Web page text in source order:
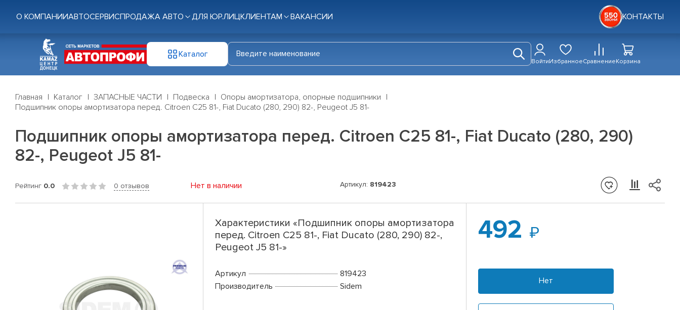
О КОМПАНИИАВТОСЕРВИСПРОДАЖА АВТО ДЛЯ ЮР.ЛИЦКЛИЕНТАМ ВАКАНСИИ КОНТАКТЫ
Каталог
ВойтиИзбранноеСравнениеКорзина
Главная Каталог ЗАПАСНЫЕ ЧАСТИ Подвеска
Опоры амортизатора, опорные подшипники
Подшипник опоры амортизатора перед. Citroen C25 81-, Fiat Ducato (280, 290) 82-, Peugeot J5 81-
Подшипник опоры амортизатора перед. Citroen C25 81-, Fiat Ducato (280, 290)
82-, Peugeot J5 81-
Рейтинг 0.0 0 отзывов Нет в наличии Артикул: 819423
Характеристики «Подшипник опоры амортизатора
перед. Citroen C25 81-, Fiat Ducato (280, 290) 82-,
Peugeot J5 81-»
Артикул
819423
Производитель
Sidem
492
Нет